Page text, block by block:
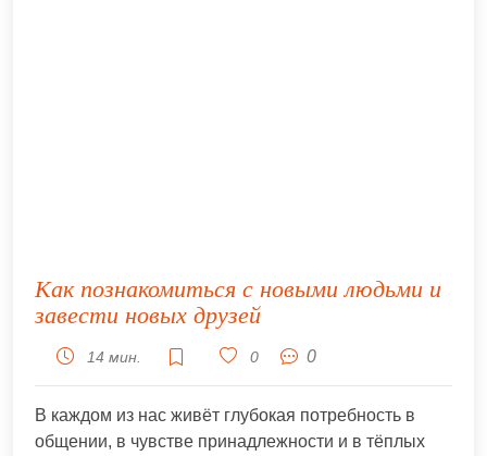
Как познакомиться с новыми людьми и
завести новых друзей
14 мин. 0 0
В каждом из нас живёт глубокая потребность в
общении, в чувстве принадлежности и в тёплых